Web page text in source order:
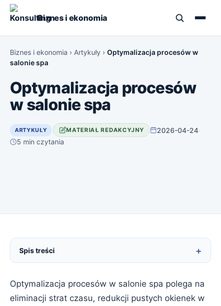
Biznes i ekonomia
Biznes i ekonomia › Artykuły › Optymalizacja procesów w
salonie spa
Optymalizacja procesów
w salonie spa
ARTYKUŁY MATERIAŁ REDAKCYJNY 2026-04-24·
5 min czytania
Spis treści
Optymalizacja procesów w salonie spa polega na
eliminacji strat czasu, redukcji pustych okienek w